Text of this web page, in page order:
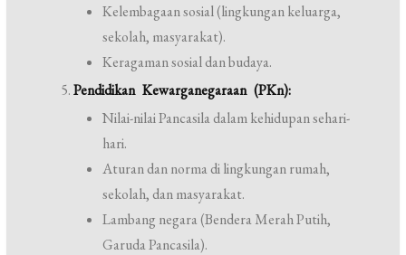
Kelembagaan sosial (lingkungan keluarga,
sekolah, masyarakat).
Keragaman sosial dan budaya.
Pendidikan Kewarganegaraan (PKn):
Nilai-nilai Pancasila dalam kehidupan sehari-
hari.
Aturan dan norma di lingkungan rumah,
sekolah, dan masyarakat.
Lambang negara (Bendera Merah Putih,
Garuda Pancasila).